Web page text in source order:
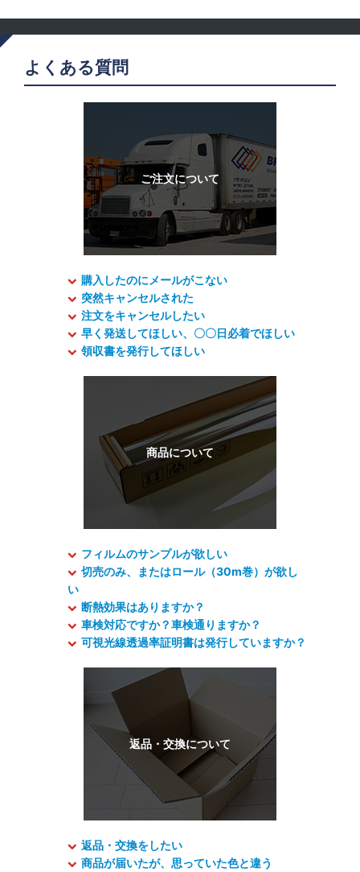
よくある質問
購入したのにメールがこない
突然キャンセルされた
注文をキャンセルしたい
早く発送してほしい、〇〇日必着でほしい
領収書を発行してほしい
フィルムのサンプルが欲しい
切売のみ、またはロール（30m巻）が欲し
い
断熱効果はありますか？
車検対応ですか？車検通りますか？
可視光線透過率証明書は発行していますか？
返品・交換をしたい
商品が届いたが、思っていた色と違う